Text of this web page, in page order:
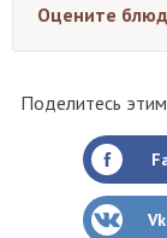
Оцените
Поделитесь